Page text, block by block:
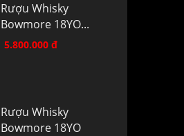
Rượu Whisky
Bowmore 18YO...
5.800.000 đ
Rượu Whisky
Bowmore 18YO